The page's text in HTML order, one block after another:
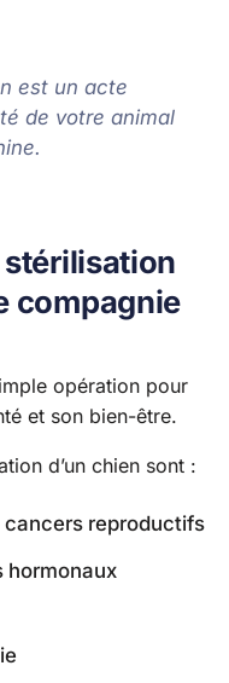
est un acte
de votre animal
stérilisation
compagnie
opération pour
et son bien-être.
d’un chien sont :
cancers reproductifs
hormonaux